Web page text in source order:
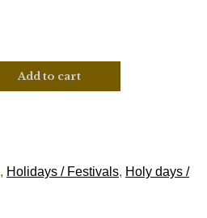
Add to cart
, Holidays / Festivals, Holy days /